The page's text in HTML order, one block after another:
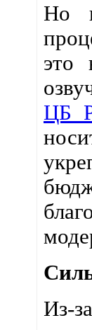
Но
это
ЦБ
Из-